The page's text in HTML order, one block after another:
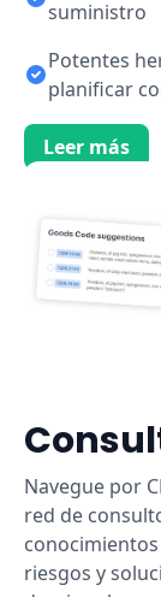
suministro
Potentes
planificar
Leer más
Navegue por
red de
riesgos y